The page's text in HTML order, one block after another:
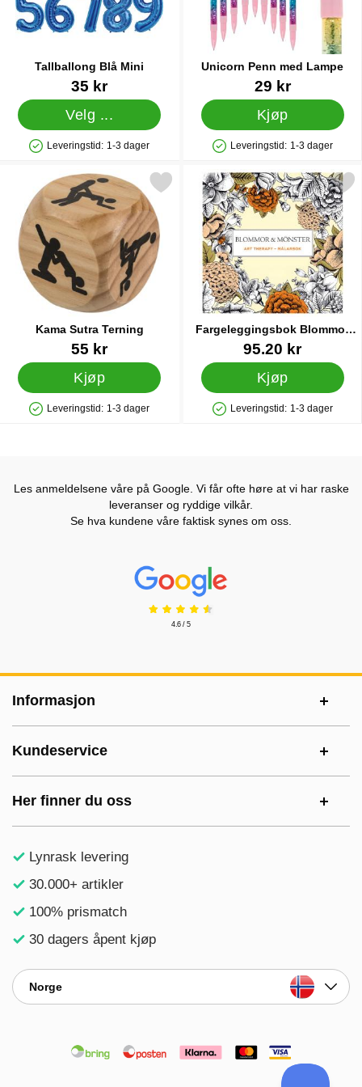
Tallballong Blå Mini
Varenummer 10986
35 kr
Velg ...
Produkttilgjengelighet: På lager
Leveringstid: 1-3 dager
Unicorn Penn med Lampe
Varenummer 23611
29 kr
Kjøp
Produkttilgjengelighet: På lager
Leveringstid: 1-3 dager
Kama Sutra Terning
Varenummer 30219
55 kr
Kjøp
Produkttilgjengelighet: På lager
Leveringstid: 1-3 dager
Merk kama Sutra Terning som favoritt
Fargeleggingsbok Blommor
och Mönster for Voksne
Varenummer 31304
95.20 kr
Kjøp
Produkttilgjengelighet: På lager
Leveringstid: 1-3 dager
Merk fargeleggingsbok Blommor och
Les anmeldelsene våre på Google. Vi får ofte høre at vi har raske
leveranser og ryddige vilkår.
Se hva kundene våre faktisk synes om oss.
Prisjakt Vurdering: 4.6 Stjerne
4.6 / 5
Informasjon
Kundeservice
Her finner du oss
Lynrask levering
30.000+ artikler
100% prismatch
30 dagers åpent kjøp
Norge